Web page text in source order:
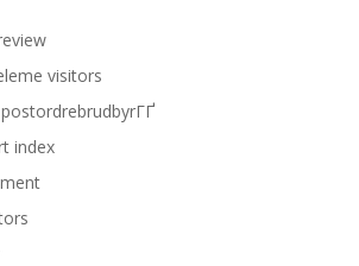
visitors
index